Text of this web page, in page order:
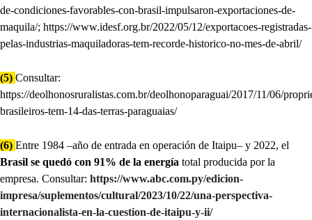
de-condiciones-favorables-con-brasil-impulsaron-exportaciones-de-
maquila/; https://www.idesf.org.br/2022/05/12/exportacoes-registradas-
pelas-industrias-maquiladoras-tem-recorde-historico-no-mes-de-abril/
(5) Consultar:
https://deolhonosruralistas.com.br/deolhonoparaguai/2017/11/06/
brasileiros-tem-14-das-terras-paraguaias/
(6) Entre 1984 –año de entrada en operación de Itaipu– y 2022, el
Brasil se quedó con 91% de la energía total producida por la
empresa. Consultar: https://www.abc.com.py/edicion-
impresa/suplementos/cultural/2023/10/22/una-perspectiva-
internacionalista-en-la-cuestion-de-itaipu-y-ii/